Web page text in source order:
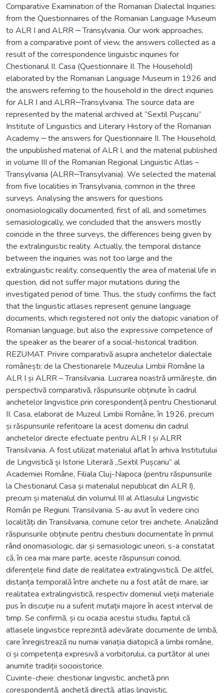
Comparative Examination of the Romanian Dialectal Inquiries:
from the Questionnaires of the Romanian Language Museum
to ALR I and ALRR ‒ Transylvania. Our work approaches,
from a comparative point of view, the answers collected as a
result of the correspondence linguistic inquiries for
Chestionarul II. Casa (Questionnaire II. The Household)
elaborated by the Romanian Language Museum in 1926 and
the answers referring to the household in the direct inquiries
for ALR I and ALRR‒Transylvania. The source data are
represented by the material archived at “Sextil Pușcariu”
Institute of Linguistics and Literary History of the Romanian
Academy ‒ the answers for Questionnaire II. The Household,
the unpublished material of ALR I, and the material published
in volume III of the Romanian Regional Linguistic Atlas –
Transylvania (ALRR‒Transylvania). We selected the material
from five localities in Transylvania, common in the three
surveys. Analysing the answers for questions
onomasiologically documented, first of all, and sometimes
semasiologically, we concluded that the answers mostly
coincide in the three surveys, the differences being given by
the extralinguistic reality. Actually, the temporal distance
between the inquiries was not too large and the
extralinguistic reality, consequently the area of material life in
question, did not suffer major mutations during the
investigated period of time. Thus, the study confirms the fact
that the linguistic atlases represent genuine language
documents, which registered not only the diatopic variation of
Romanian language, but also the expressive competence of
the speaker as the bearer of a social-historical tradition.
REZUMAT. Privire comparativă asupra anchetelor dialectale
românești: de la Chestionarele Muzeului Limbii Române la
ALR I și ALRR – Transilvania. Lucrarea noastră urmărește, din
perspectivă comparativă, răspunsurile obținute în cadrul
anchetelor lingvistice prin corespondență pentru Chestionarul
II. Casa, elaborat de Muzeul Limbii Române, în 1926, precum
și răspunsurile referitoare la acest domeniu din cadrul
anchetelor directe efectuate pentru ALR I și ALRR
Transilvania. A fost utilizat materialul aflat în arhiva Institutului
de Lingvistică și Istorie Literară „Sextil Pușcariu” al
Academiei Române, Filiala Cluj-Napoca (pentru răspunsurile
la Chestionarul Casa și materialul nepublicat din ALR I),
precum și materialul din volumul III al Atlasului Lingvistic
Român pe Regiuni. Transilvania. S-au avut în vedere cinci
localități din Transilvania, comune celor trei anchete. Analizând
răspunsurile obținute pentru chestiuni documentate în primul
rând onomasiologic, dar și semasiologic uneori, s-a constatat
că, în cea mai mare parte, aceste răspunsuri coincid,
diferențele fiind date de realitatea extralingvistică. De altfel,
distanța temporală între anchete nu a fost atât de mare, iar
realitatea extralingvistică, respectiv domeniul vieții materiale
pus în discuție nu a suferit mutații majore în acest interval de
timp. Se confirmă, și cu ocazia acestui studiu, faptul că
atlasele lingvistice reprezintă adevărate documente de limbă,
care înregistrează nu numai variația diatopică a limbii române,
ci și competența expresivă a vorbitorului, ca purtător al unei
anumite tradiții socioistorice.
Cuvinte-cheie: chestionar lingvistic, anchetă prin
corespondență, anchetă directă, atlas lingvistic,